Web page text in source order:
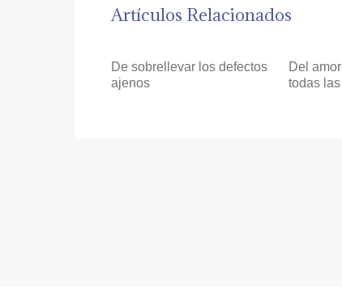
Artículos Relacionados
De sobrellevar los defectos
ajenos
Del
todas